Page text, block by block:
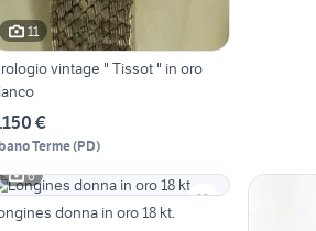
11
vintage " Tissot " in oro
€
Terme(PD)
6
donna in oro 18 kt.